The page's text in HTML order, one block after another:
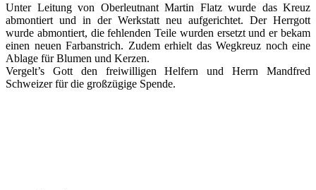
Unter Leitung von Oberleutnant Martin Flatz wurde das Kreuz
abmontiert und in der Werkstatt neu aufgerichtet. Der Herrgott
wurde abmontiert, die fehlenden Teile wurden ersetzt und er bekam
einen neuen Farbanstrich. Zudem erhielt das Wegkreuz noch eine
Ablage für Blumen und Kerzen.
Vergelt’s Gott den freiwilligen Helfern und Herrn Mandfred
Schweizer für die großzügige Spende.